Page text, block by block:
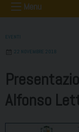
Menu
EVENTI
22 NOVEMBRE 2018
Alfonso